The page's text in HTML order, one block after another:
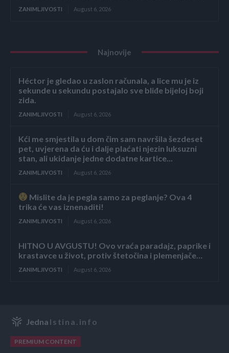
ZANIMLJIVOSTI August 6, 2026
Najnovije
Héctor je gledao u zaslon računala, a lice mu je iz
sekunde u sekundu postajalo sve bliđe bijeloj boji
zida.
ZANIMLJIVOSTI August 6, 2026
Kći me smjestila u dom čim sam navršila šezdeset
pet, uvjerena da ću i dalje plaćati njezin luksuzni
stan, ali ukidanje jedne dodatne kartice...
ZANIMLJIVOSTI August 6, 2026
Mislite da je pegla samo za peglanje? Ova 4
trika će vas iznenaditi!
ZANIMLJIVOSTI August 6, 2026
HITNO U AVGUSTU! Ovo vraća paradajz, paprike i
krastavce u život, protiv štetočina i plemenjače…
ZANIMLJIVOSTI August 6, 2026
Jedna Istina.info
PREMIUM CONTENT